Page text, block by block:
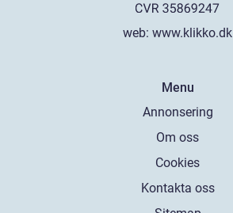
web: www.klikko.dk
Menu
Annonsering
Om oss
Cookies
Kontakta oss